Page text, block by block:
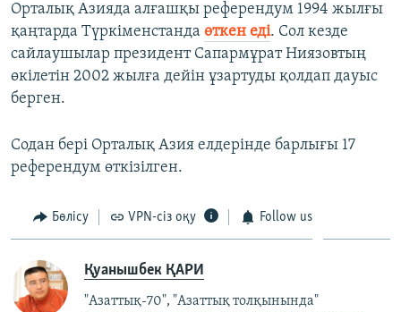
Орталық Азияда алғашқы референдум 1994 жылғы
қаңтарда Түркіменстанда өткен еді. Сол кезде
сайлаушылар президент Сапармұрат Ниязовтың
өкілетін 2002 жылға дейін ұзартуды қолдап дауыс
берген.
Содан бері Орталық Азия елдерінде барлығы 17
референдум өткізілген.
Бөлісу VPN-сіз оқу Follow us
Қуанышбек ҚАРИ
"Азаттық-70", "Азаттық толқынында"